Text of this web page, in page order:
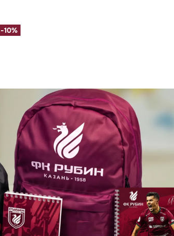
-10%